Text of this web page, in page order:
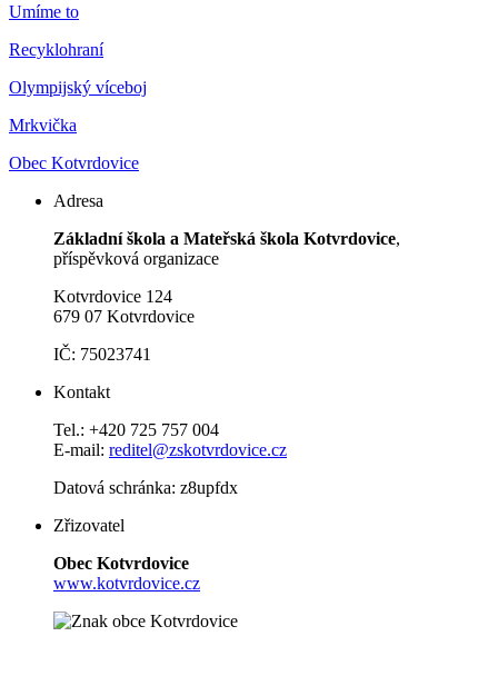
Umíme to
Recyklohraní
Olympijský víceboj
Mrkvička
Obec Kotvrdovice
Adresa
Základní škola a Mateřská škola Kotvrdovice,
příspěvková organizace
Kotvrdovice 124
679 07 Kotvrdovice
IČ: 75023741
Kontakt
Tel.: +420 725 757 004
E-mail: reditel@zskotvrdovice.cz
Datová schránka: z8upfdx
Zřizovatel
Obec Kotvrdovice
www.kotvrdovice.cz